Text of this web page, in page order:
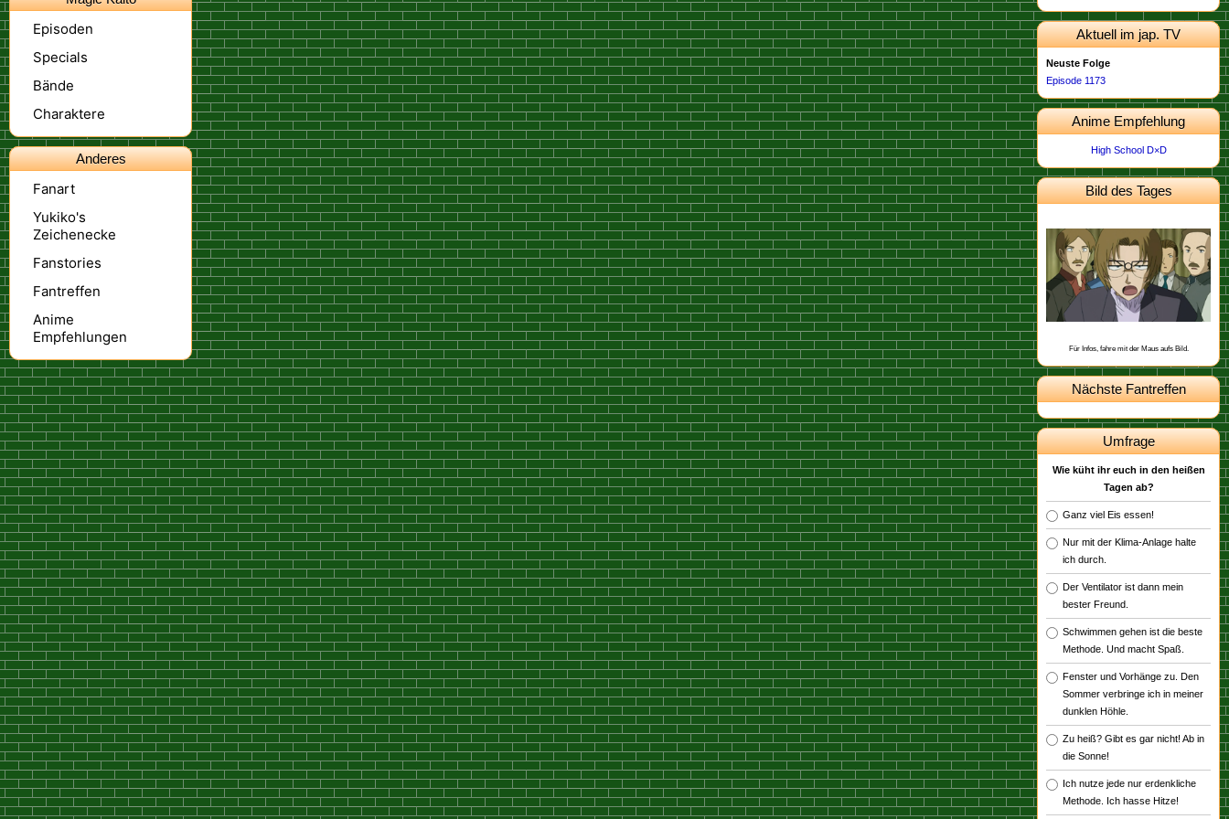
Episoden
Specials
Bände
Charaktere
Anderes
Fanart
Yukiko's
Zeichenecke
Fanstories
Fantreffen
Anime
Empfehlungen
Aktuell im jap. TV
Neuste Folge
Episode 1173
Anime Empfehlung
High School D×D
Bild des Tages
Dieses Bild stammt von der
Episode 498
.
Schon gewusst, dass Heiji aus Osaka
stammt?
Für Infos, fahre mit der Maus aufs Bild.
Nächste Fantreffen
Umfrage
Wie küht ihr euch in den heißen
Tagen ab?
Ganz viel Eis essen!
Nur mit der Klima-Anlage halte
ich durch.
Der Ventilator ist dann mein
bester Freund.
Schwimmen gehen ist die beste
Methode. Und macht Spaß.
Fenster und Vorhänge zu. Den
Sommer verbringe ich in meiner
dunklen Höhle.
Zu heiß? Gibt es gar nicht! Ab in
die Sonne!
Ich nutze jede nur erdenkliche
Methode. Ich hasse Hitze!